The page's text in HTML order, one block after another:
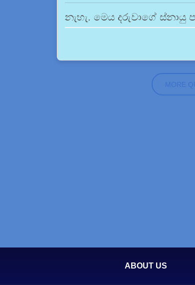
නැහැ. මෙය දරුවාගේ ස්නායු
MORE
ABOUT US